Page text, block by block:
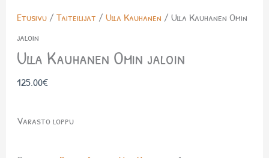
Etusivu/ Taiteilijat / Ulla Kauhanen / Ulla Kauhanen Omin
jaloin
Ulla Kauhanen Omin jaloin
125.00€
Varasto loppu